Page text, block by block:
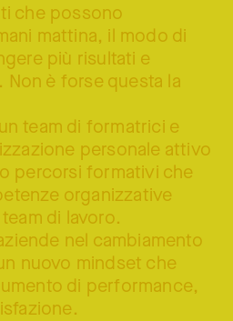
che possono
mattina, il modo di
più risultati e
è forse questa la
team di formatrici e
personale attivo
percorsi formativi che
organizzative
di lavoro.
nel cambiamento
nuovo mindset che
di performance,